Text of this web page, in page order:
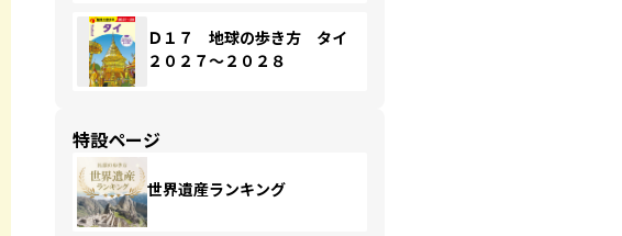
Ｄ１７ 地球の歩き方 タイ
２０２７～２０２８
特設ページ
世界遺産ランキング